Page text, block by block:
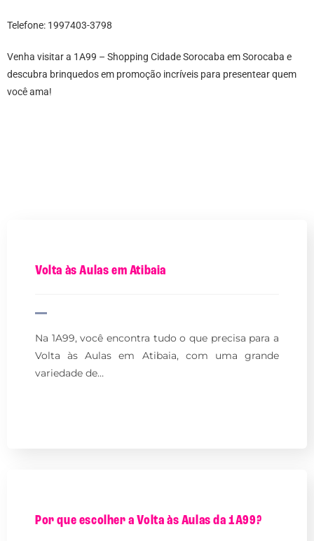
Telefone: 1997403-3798
Venha visitar a 1A99 – Shopping Cidade Sorocaba em Sorocaba e
descubra brinquedos em promoção incríveis para presentear quem
você ama!
Volta às Aulas em Atibaia
Na 1A99, você encontra tudo o que precisa para a
Volta às Aulas em Atibaia, com uma grande
variedade de…
Por que escolher a Volta às Aulas da 1A99?